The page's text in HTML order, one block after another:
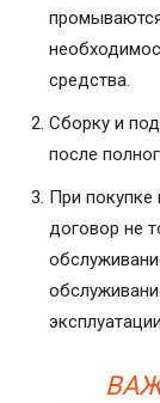
средства.
Сборку и
после
При покупке
договор не